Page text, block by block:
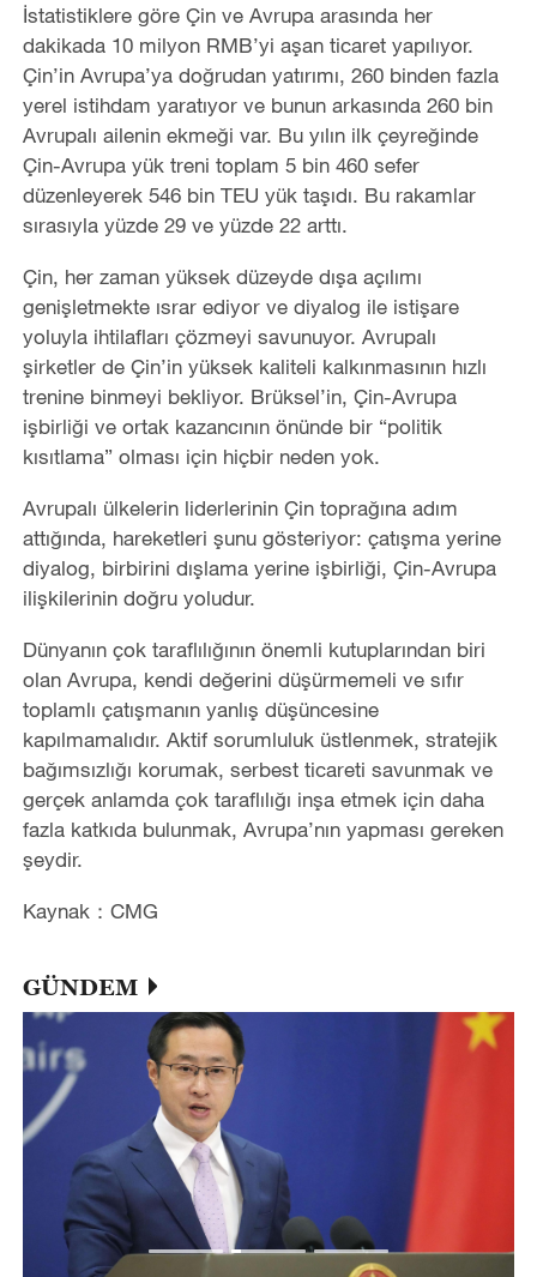
İstatistiklere göre Çin ve Avrupa arasında her
dakikada 10 milyon RMB’yi aşan ticaret yapılıyor.
Çin’in Avrupa’ya doğrudan yatırımı, 260 binden fazla
yerel istihdam yaratıyor ve bunun arkasında 260 bin
Avrupalı ailenin ekmeği var. Bu yılın ilk çeyreğinde
Çin-Avrupa yük treni toplam 5 bin 460 sefer
düzenleyerek 546 bin TEU yük taşıdı. Bu rakamlar
sırasıyla yüzde 29 ve yüzde 22 arttı.
Çin, her zaman yüksek düzeyde dışa açılımı
genişletmekte ısrar ediyor ve diyalog ile istişare
yoluyla ihtilafları çözmeyi savunuyor. Avrupalı
şirketler de Çin’in yüksek kaliteli kalkınmasının hızlı
trenine binmeyi bekliyor. Brüksel’in, Çin-Avrupa
işbirliği ve ortak kazancının önünde bir “politik
kısıtlama” olması için hiçbir neden yok.
Avrupalı ülkelerin liderlerinin Çin toprağına adım
attığında, hareketleri şunu gösteriyor: çatışma yerine
diyalog, birbirini dışlama yerine işbirliği, Çin-Avrupa
ilişkilerinin doğru yoludur.
Dünyanın çok taraflılığının önemli kutuplarından biri
olan Avrupa, kendi değerini düşürmemeli ve sıfır
toplamlı çatışmanın yanlış düşüncesine
kapılmamalıdır. Aktif sorumluluk üstlenmek, stratejik
bağımsızlığı korumak, serbest ticareti savunmak ve
gerçek anlamda çok taraflılığı inşa etmek için daha
fazla katkıda bulunmak, Avrupa’nın yapması gereken
şeydir.
Kaynak：CMG
GÜNDEM